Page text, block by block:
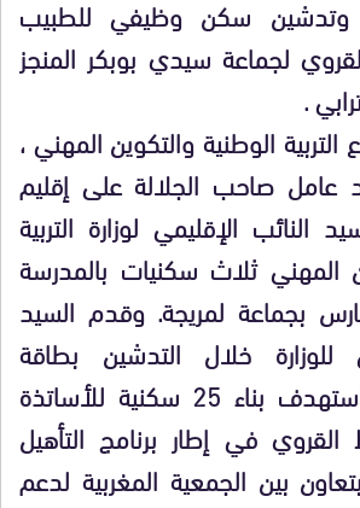
وتدشين سكن وظيفي للطبيب
لجماعة سيدي بوبكر المنجز
.
الوطنية والتكوين المهني ،
صاحب الجلالة على إقليم
النائب الإقليمي لوزارة التربية
المهني ثلاث سكنيات بالمدرسة
03 مارس بجماعة لمريجة. وقدم السيد
للوزارة خلال التدشين بطاقة
المشروع الذي استهدف بناء 25 سكنية للأساتذة
القروي في إطار برنامج التأهيل
بين الجمعية المغربية لدعم